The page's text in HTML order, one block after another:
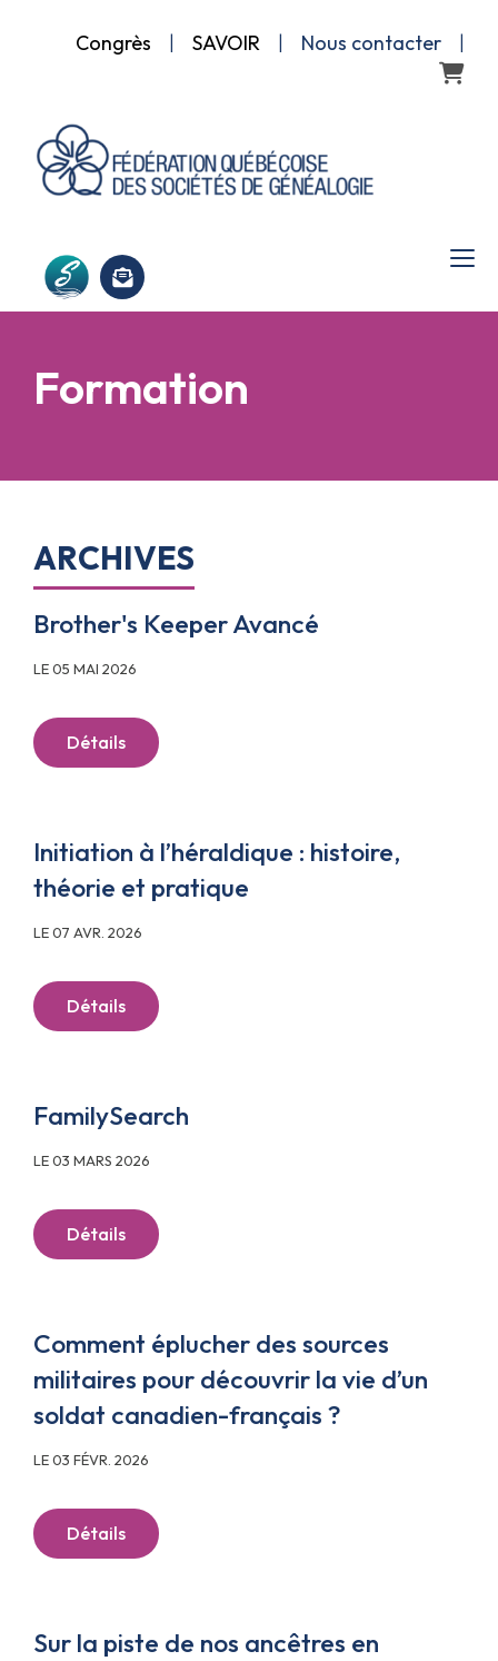
Congrès | SAVOIR | Nous contacter |
Panier
Formation
ARCHIVES
Brother's Keeper Avancé
LE 05 MAI 2026
Détails
Initiation à l’héraldique : histoire,
théorie et pratique
LE 07 AVR. 2026
Détails
FamilySearch
LE 03 MARS 2026
Détails
Comment éplucher des sources
militaires pour découvrir la vie d’un
soldat canadien-français ?
LE 03 FÉVR. 2026
Détails
Sur la piste de nos ancêtres en